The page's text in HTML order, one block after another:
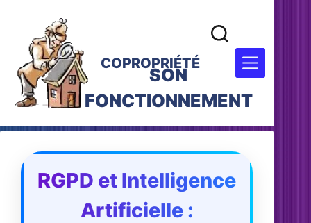
COPROPRIÉTÉ
SON
FONCTIONNEMENT
RGPD et Intelligence
Artificielle :